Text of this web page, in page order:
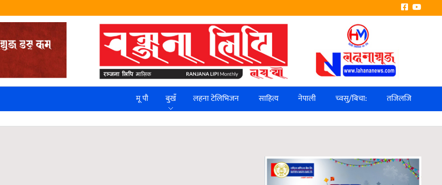
मू पौ
बुखँ लहना टेलिभिजन साहित्य नेपाली च्वसु/बिचा: तजिलजि